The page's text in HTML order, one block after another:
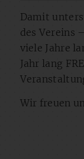
Damit
des Vereins
viele Jahre
Jahr lang
Wir freuen